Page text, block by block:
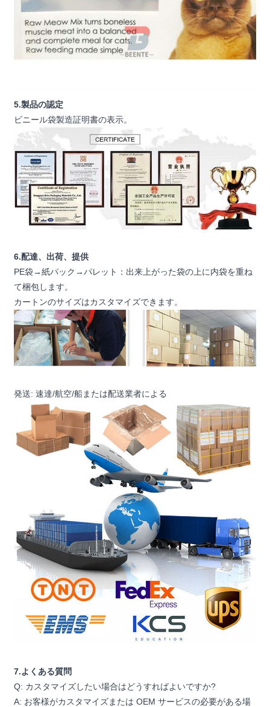
5.製品の認定
ビニール袋製造証明書の表示。
6.配達、出荷、提供
PE袋→紙パック→パレット：出来上がった袋の上に内袋を重ね
て梱包します。
カートンのサイズはカスタマイズできます。
発送: 速達/航空/船または配送業者による
7.よくある質問
Q: カスタマイズしたい場合はどうすればよいですか?
A: お客様がカスタマイズまたは OEM サービスの必要がある場